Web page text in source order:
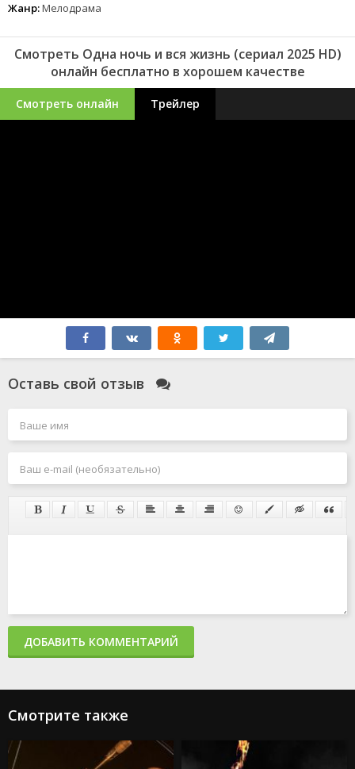
Жанр:Мелодрама
Смотреть Одна ночь и вся жизнь (сериал 2025 HD)
онлайн бесплатно в хорошем качестве
Смотреть онлайн Трейлер
Оставь свой отзыв
ДОБАВИТЬ КОММЕНТАРИЙ
Смотрите также